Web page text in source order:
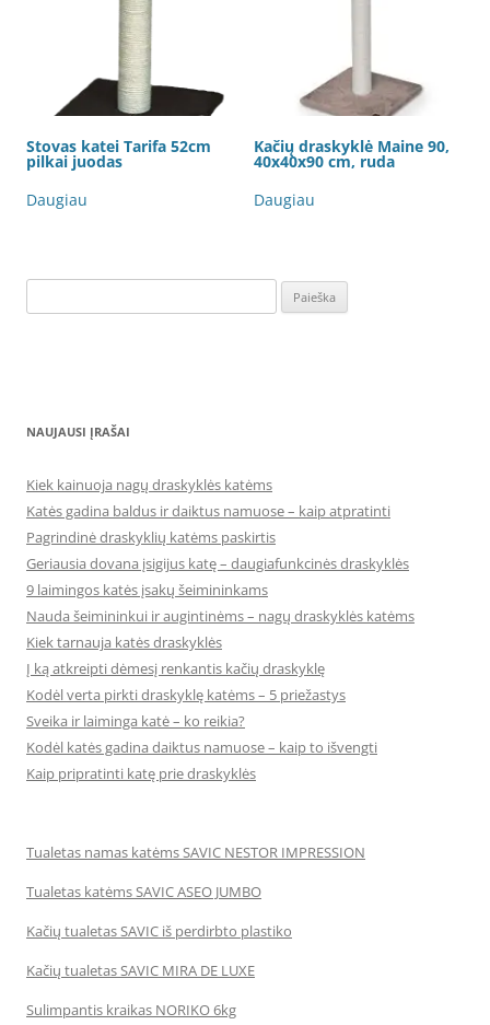
Stovas katei Tarifa 52cm
pilkai juodas
Daugiau
Kačių draskyklė Maine 90,
40x40x90 cm, ruda
Daugiau
NAUJAUSI ĮRAŠAI
Kiek kainuoja nagų draskyklės katėms
Katės gadina baldus ir daiktus namuose – kaip atpratinti
Pagrindinė draskyklių katėms paskirtis
Geriausia dovana įsigijus katę – daugiafunkcinės draskyklės
9 laimingos katės įsakų šeimininkams
Nauda šeimininkui ir augintinėms – nagų draskyklės katėms
Kiek tarnauja katės draskyklės
Į ką atkreipti dėmesį renkantis kačių draskyklę
Kodėl verta pirkti draskyklę katėms – 5 priežastys
Sveika ir laiminga katė – ko reikia?
Kodėl katės gadina daiktus namuose – kaip to išvengti
Kaip pripratinti katę prie draskyklės
Tualetas namas katėms SAVIC NESTOR IMPRESSION
Tualetas katėms SAVIC ASEO JUMBO
Kačių tualetas SAVIC iš perdirbto plastiko
Kačių tualetas SAVIC MIRA DE LUXE
Sulimpantis kraikas NORIKO 6kg